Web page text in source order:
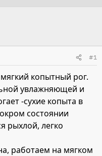
#1
копытный рог.
увлажняющей и
-сухие копыта в
состоянии
рыхлой, легко
работаем на мягком